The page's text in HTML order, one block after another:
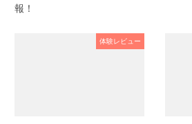
報！
体験レビュー